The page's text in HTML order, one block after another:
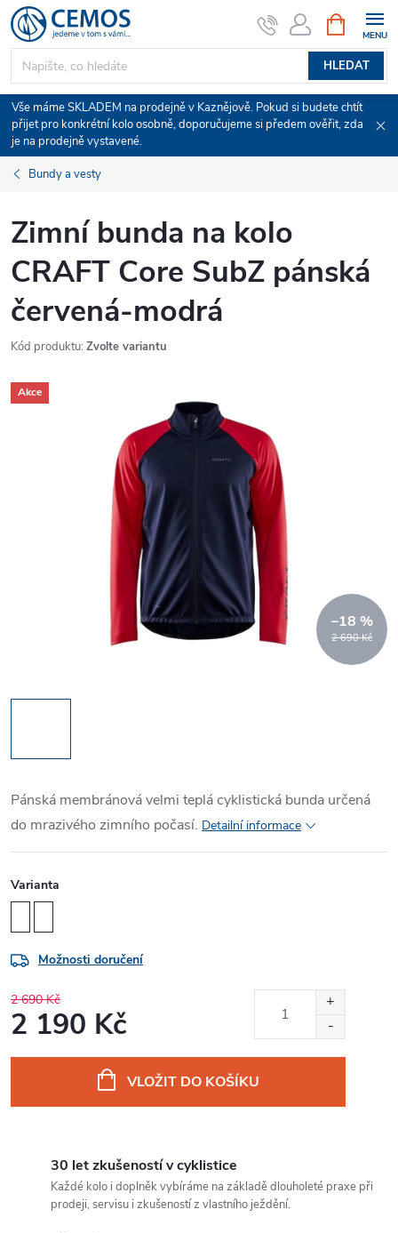
Přejít
na
obsah
HLEDAT
NÁKUPNÍ
KOŠÍK
Vše máme SKLADEM na prodejně v Kaznějově. Pokud si budete chtít
přijet pro konkrétní kolo osobně, doporučujeme si předem ověřit, zda
je na prodejně vystavené.
Bundy a vesty
Zimní bunda na kolo
CRAFT Core SubZ pánská
červená-modrá
Kód produktu: Zvolte variantu
Akce
2 690 Kč
–18 %
Pánská membránová velmi teplá cyklistická bunda určená
do mrazivého zimního počasí. Detailní informace
Varianta
Možnosti doručení
2 690 Kč
2 190 Kč
VLOŽIT DO KOŠÍKU
30 let zkušeností v cyklistice
Každé kolo i doplněk vybíráme na základě dlouholeté praxe při
prodeji, servisu i zkušeností z vlastního ježdění.